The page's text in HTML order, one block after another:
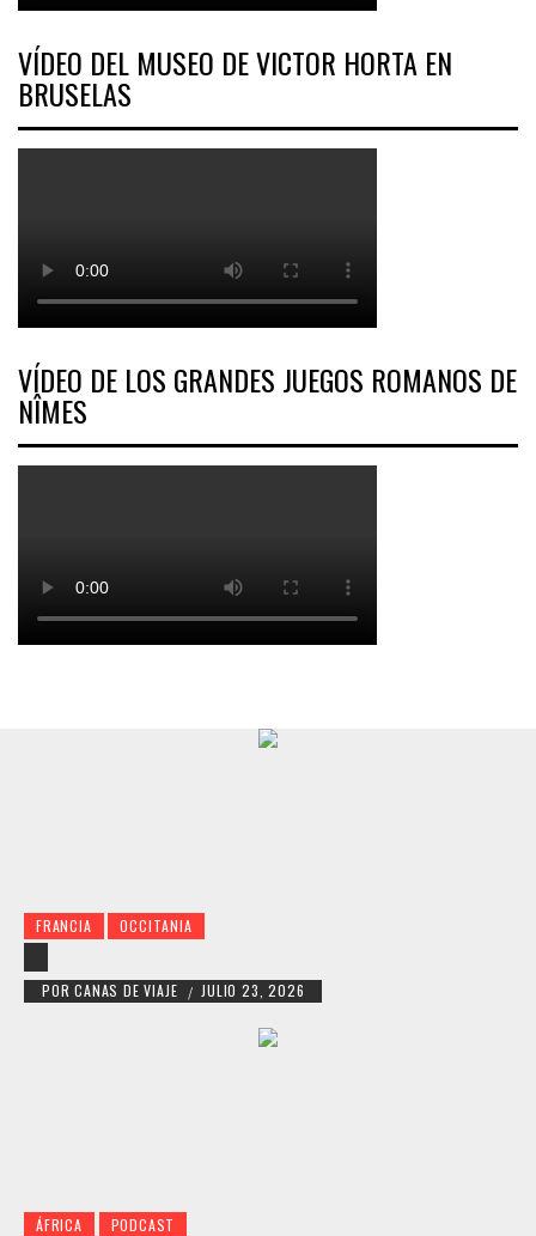
VÍDEO DEL MUSEO DE VICTOR HORTA EN
BRUSELAS
VÍDEO DE LOS GRANDES JUEGOS ROMANOS DE
NÎMES
FRANCIA OCCITANIA
POR CANAS DE VIAJE / JULIO 23, 2026
ÁFRICA PODCAST